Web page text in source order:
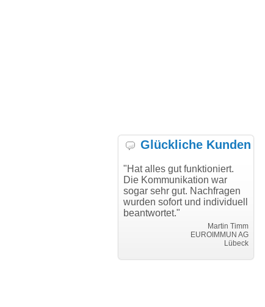
Glückliche Kunden
"Hat alles gut funktioniert.
Die Kommunikation war
sogar sehr gut. Nachfragen
wurden sofort und individuell
beantwortet."
Martin Timm
EUROIMMUN AG
Lübeck